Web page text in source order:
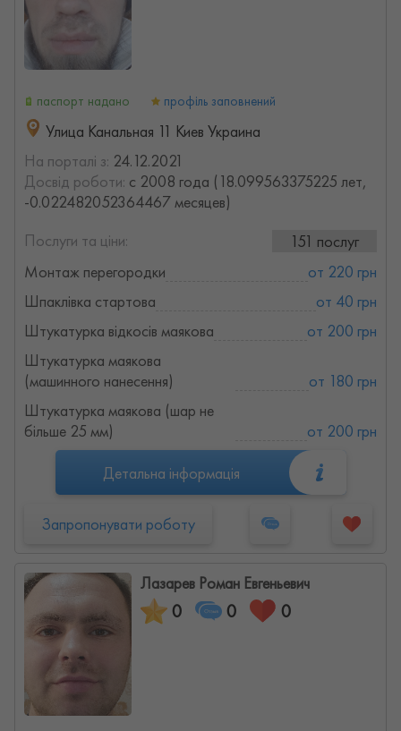
паспорт надано профіль заповнений
Улица Канальная 11 Киев Украина
На порталі з: 24.12.2021
Досвід роботи: с 2008 года (18.099563375225 лет,
-0.022482052364467 месяцев)
Послуги та ціни:
151 послуг
Монтаж перегородки
от 220 грн
Шпаклівка стартова
от 40 грн
Штукатурка відкосів маякова
от 200 грн
Штукатурка маякова
(машинного нанесення)
от 180 грн
Штукатурка маякова (шар не
більше 25 мм)
от 200 грн
Детальна інформація
Запропонувати роботу
Лазарев Роман Евгеньевич
0 0 0